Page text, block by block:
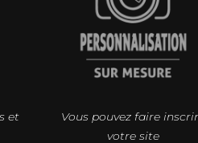
et
Vous pouvez faire
votre site